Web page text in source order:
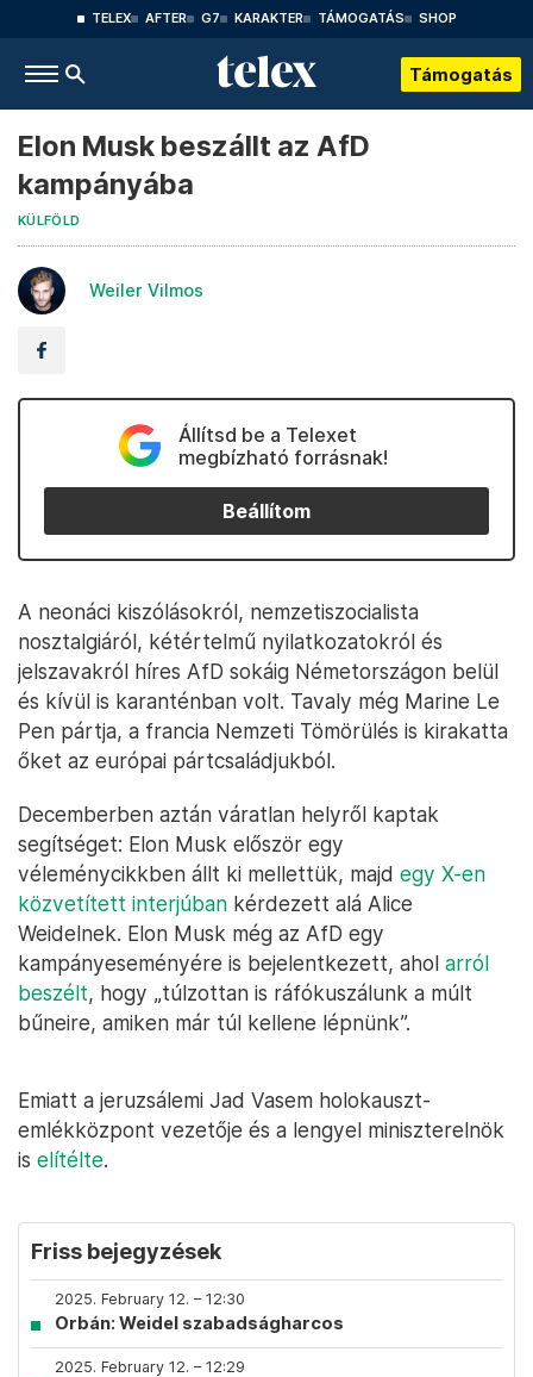
TELEX AFTER G7 KARAKTER TÁMOGATÁS SHOP
Támogatás
Elon Musk beszállt az AfD
kampányába
KÜLFÖLD
Weiler Vilmos
Állítsd be a Telexet
megbízható forrásnak!
Beállítom
A neonáci kiszólásokról, nemzetiszocialista
nosztalgiáról, kétértelmű nyilatkozatokról és
jelszavakról híres AfD sokáig Németországon belül
és kívül is karanténban volt. Tavaly még Marine Le
Pen pártja, a francia Nemzeti Tömörülés is kirakatta
őket az európai pártcsaládjukból.
Decemberben aztán váratlan helyről kaptak
segítséget: Elon Musk először egy
véleménycikkben állt ki mellettük, majd egy X-en
közvetített interjúban kérdezett alá Alice
Weidelnek. Elon Musk még az AfD egy
kampányeseményére is bejelentkezett, ahol arról
beszélt, hogy „túlzottan is ráfókuszálunk a múlt
bűneire, amiken már túl kellene lépnünk”.
Emiatt a jeruzsálemi Jad Vasem holokauszt-
emlékközpont vezetője és a lengyel miniszterelnök
is elítélte.
Friss bejegyzések
2025. February 12. – 12:30
Orbán: Weidel szabadságharcos
2025. February 12. – 12:29